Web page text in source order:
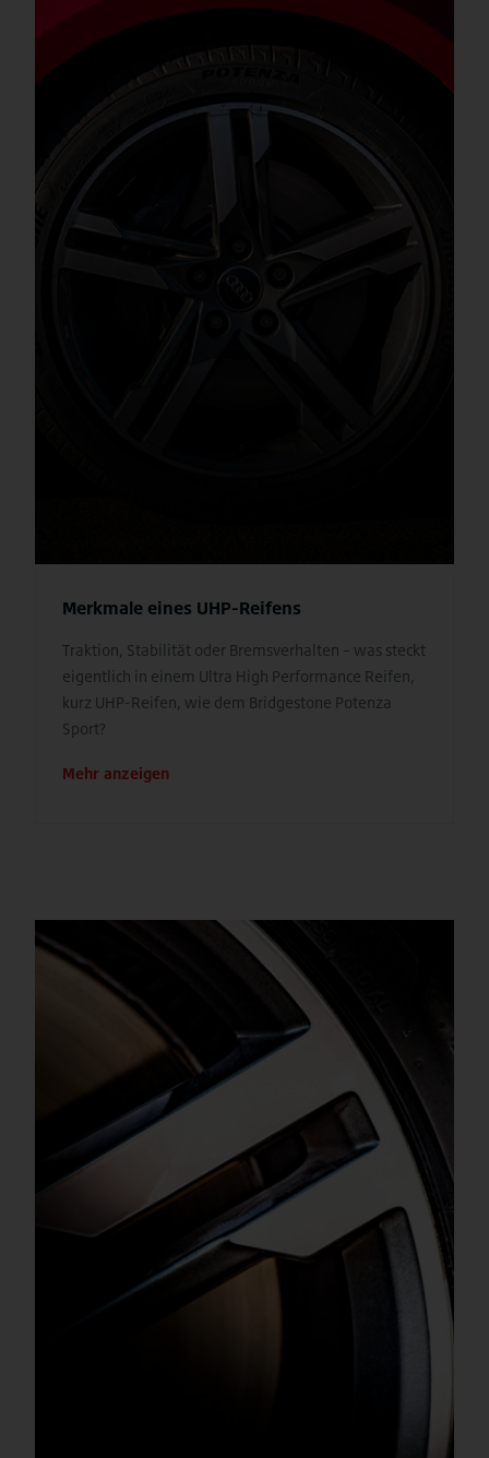
Merkmale eines UHP-Reifens
Traktion, Stabilität oder Bremsverhalten – was steckt
eigentlich in einem Ultra High Performance Reifen,
kurz UHP-Reifen, wie dem Bridgestone Potenza
Sport?
Mehr anzeigen